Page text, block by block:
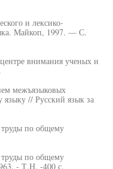
и лексико-
Майкоп, 1997. — С.
внимания ученых и
межъязыковых
языку // Русский язык за
по общему
по общему
- Т.Н. -400 с.